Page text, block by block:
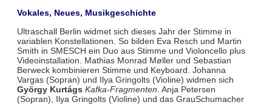
Vokales, Neues, Musikgeschichte
Ultraschall Berlin widmet sich dieses Jahr der Stimme in
variablen Konstellationen. So bilden Eva Resch und Martin
Smith in SMESCH ein Duo aus Stimme und Violoncello plus
Videoinstallation. Mathias Monrad Møller und Sebastian
Berweck kombinieren Stimme und Keyboard. Johanna
Vargas (Sopran) und Ilya Gringolts (Violine) widmen sich
György Kurtágs Kafka-Fragmenten . Anja Petersen
(Sopran), Ilya Gringolts (Violine) und das GrauSchumacher